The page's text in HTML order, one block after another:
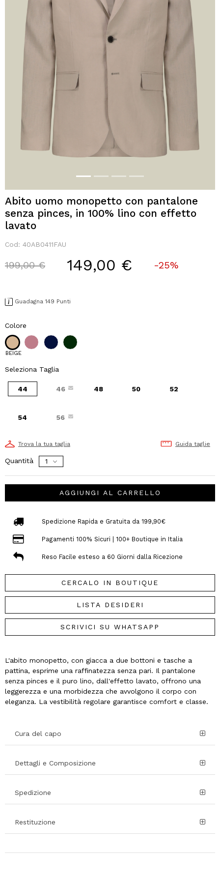
Abito uomo monopetto con pantalone
senza pinces, in 100% lino con effetto
lavato
Cod: 40AB0411FAU
Price reduced from
199,00 €to 149,00 € -25%
Guadagna 149 Punti
Colore
BEIGE
Seleziona Taglia
44 46 48 50 52
54 56
Trova la tua taglia Guida taglie
Quantità
AGGIUNGI AL CARRELLO
Spedizione Rapida e Gratuita da 199,90€
Pagamenti 100% Sicuri | 100+ Boutique in Italia
Reso Facile esteso a 60 Giorni dalla Ricezione
CERCALO IN BOUTIQUE
LISTA DESIDERI
SCRIVICI SU WHATSAPP
L'abito monopetto, con giacca a due bottoni e tasche a
pattina, esprime una raffinatezza senza pari. Il pantalone
senza pinces e il puro lino, dall'effetto lavato, offrono una
leggerezza e una morbidezza che avvolgono il corpo con
eleganza. La vestibilità regolare garantisce comfort e classe.
Cura del capo
Dettagli e Composizione
Spedizione
Restituzione